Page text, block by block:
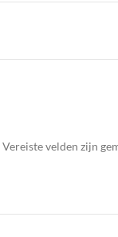
Vereiste velden zijn